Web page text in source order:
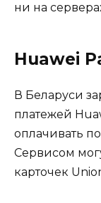
ни на
Huawei
В Беларуси
платежей
оплачивать
Сервисом
карточек